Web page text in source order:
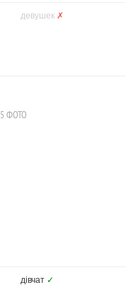
девушек ✗
5 ФОТО
дівчат ✓